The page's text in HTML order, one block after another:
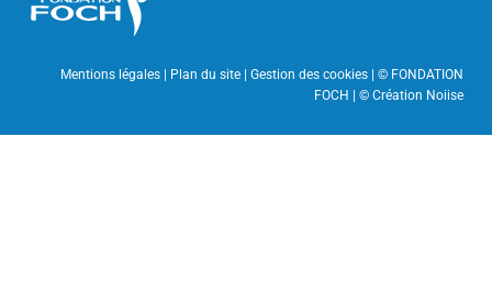
Mentions légales Plan du site | Gestion des cookies | © FONDATION
FOCH | © Création Noiise